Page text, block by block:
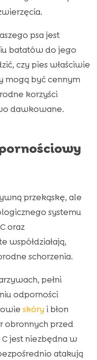
psa jest
batatów do jego
czy pies właściwie
mogą być cennym
korzyści
dawkowane.
przekąskę, ale
systemu
oraz
współdziałają,
schorzenia.
pełni
odporności
skóry i błon
obronnych przed
jest niezbędna w
atakują